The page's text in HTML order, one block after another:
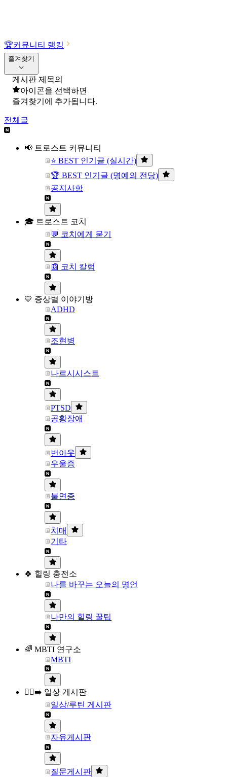
🏆커뮤니티 랭킹
즐겨찾기
게시판 제목의
아이콘을 선택하면
즐겨찾기에 추가됩니다.
전체글
📢 트로스트 커뮤니티
⭐ BEST 인기글 (실시간)
🏆 BEST 인기글 (명예의 전당)
공지사항
🎓 트로스트 코치
💬 코치에게 묻기
📰 코치 칼럼
💛 증상별 이야기방
ADHD
조현병
나르시시스트
PTSD
공황장애
번아웃
우울증
불면증
치매
기타
🍀 힐링 충전소
나를 바꾸는 오늘의 명언
나만의 힐링 꿀팁
🌈 MBTI 연구소
MBTI
🏃‍♀️‍➡️ 일상 게시판
일상/루틴 게시판
자유게시판
질문게시판